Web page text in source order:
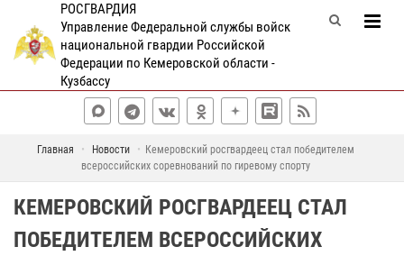
РОСГВАРДИЯ
Управление Федеральной службы войск
национальной гвардии Российской
Федерации по Кемеровской области -
Кузбассу
Главная Новости
Кемеровский росгвардеец стал победителем
всероссийских соревнований по гиревому спорту
КЕМЕРОВСКИЙ РОСГВАРДЕЕЦ СТАЛ
ПОБЕДИТЕЛЕМ ВСЕРОССИЙСКИХ